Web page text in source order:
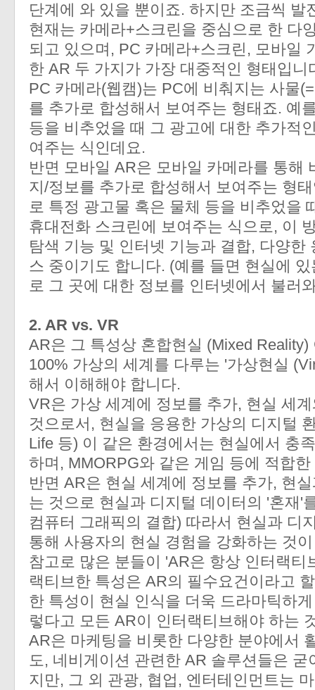
단계에 와 있을 뿐이죠. 하지만 조금씩 발
현재는 카메라+스크린을 중심으로 한 다
되고 있으며, PC 카메라+스크린, 모바일
한 AR 두 가지가 가장 대중적인 형태입니
PC 카메라(웹캠)는 PC에 비춰지는 사물
를 추가로 합성해서 보여주는 형태죠. 예
등을 비추었을 때 그 광고에 대한 추가적
여주는 식인데요.
반면 모바일 AR은 모바일 카메라를 통해
지/정보를 추가로 합성해서 보여주는 형
로 특정 광고물 혹은 물체 등을 비추었을
휴대전화 스크린에 보여주는 식으로, 이
탐색 기능 및 인터넷 기능과 결합, 다양한
스 중이기도 합니다. (예를 들면 현실에
로 그 곳에 대한 정보를 인터넷에서 불러
2. AR vs. VR
AR은 그 특성상 혼합현실 (Mixed
100% 가상의 세계를 다루는 '가상현실
해서 이해해야 합니다.
VR은 가상 세계에 정보를 추가, 현실 세
것으로서, 현실을 응용한 가상의 디지털
Life 등) 이 같은 환경에서는 현실에서 충
하며, MMORPG와 같은 게임 등에 적합
반면 AR은 현실 세계에 정보를 추가, 현
는 것으로 현실과 디지털 데이터의 '혼재'
컴퓨터 그래픽의 결합) 따라서 현실과 디
통해 사용자의 현실 경험을 강화하는 것
참고로 많은 분들이 'AR은 항상 인터랙티
랙티브한 특성은 AR의 필수요건이라고
한 특성이 현실 인식을 더욱 드라마틱하
렇다고 모든 AR이 인터랙티브해야 하는
AR은 마케팅을 비롯한 다양한 분야에서
도, 네비게이션 관련한 AR 솔루션들은
지만, 그 외 관광, 협업, 엔터테인먼트는